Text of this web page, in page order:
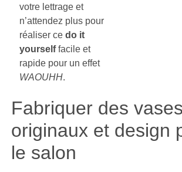
votre lettrage et
n’attendez plus pour
réaliser cedo it
yourselffacile et
rapide pour un effet
WAOUHH.
Fabriquer des vases
originaux et design
le salon